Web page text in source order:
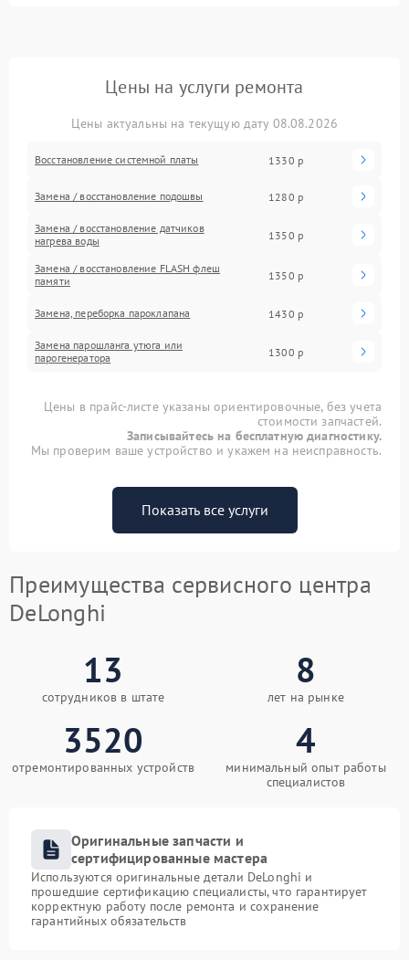
Цены на услуги ремонта
Цены актуальны на текущую дату 08.08.2026
Восстановление системной платы 1330 р
Замена / восстановление подошвы 1280 р
Замена / восстановление датчиков
нагрева воды
1350 р
Замена / восстановление FLASH флеш
памяти
1350 р
Замена, переборка пароклапана 1430 р
Замена парошланга утюга или
парогенератора
1300 р
Цены в прайс-листе указаны ориентировочные, без учета
стоимости запчастей.
Записывайтесь на бесплатную диагностику.
Мы проверим ваше устройство и укажем на неисправность.
Показать все услуги
Преимущества сервисного центра
DeLonghi
13
сотрудников в штате
8
лет на рынке
3520
отремонтированных устройств
4
минимальный опыт работы
специалистов
Оригинальные запчасти и
сертифицированные мастера
Используются оригинальные детали DeLonghi и
прошедшие сертификацию специалисты, что гарантирует
корректную работу после ремонта и сохранение
гарантийных обязательств